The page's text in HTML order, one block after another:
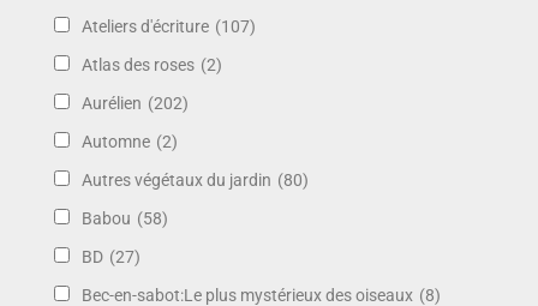
Ateliers d'écriture (107)
Atlas des roses (2)
Aurélien (202)
Automne (2)
Autres végétaux du jardin (80)
Babou (58)
BD (27)
Bec-en-sabot:Le plus mystérieux des oiseaux (8)